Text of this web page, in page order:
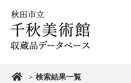
＞ 検索結果一覧